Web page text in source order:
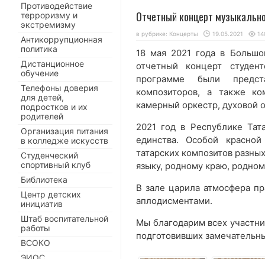
Отчетный концерт
в рубрике: Концерты 19.05.2021
18 мая 2021 года в
отчетный концерт
программе были
композиторов, а также
камерный оркестр, духовой
2021 год в Республике
единства. Особой
татарских композитов
языку, родному краю,
В зале царила атмосфера
аплодисментами.
Мы благодарим всех
подготовивших
Противодействие
терроризму и
экстремизму
Антикоррупционная
политика
Дистанционное
обучение
Телефоны доверия
для детей,
подростков и их
родителей
Организация питания
в колледже искусств
Студенческий
спортивный клуб
Библиотека
Центр детских
инициатив
Штаб воспитательной
работы
ВСОКО